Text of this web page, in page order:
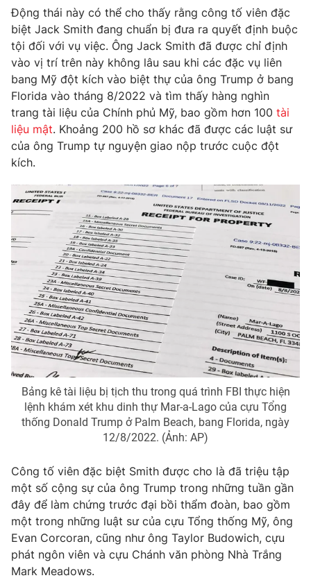
Khán giả
Giải sao mai
Sao
Du lịch
Làm đẹp
Chất lượng cuộc sống
Giáo dục
Tuyển sinh
Học trực tuyến
Công nghệ
Hitech Công nghệ tương lai
Sản phẩm
Thị trường
Giao lưu trực tuyến
Lịch phát sóng
Chuyên mục khác
Emagazine Podcast
Photo Infographic
Video Shorts video
VTV Money VTV Thể thao
VTV Sức khoẻ Bất động sản
Thị trường 24h Tấm lòng Việt
VTV9 VTV8
Liên hệ tòa soạn English
Động thái này có thể cho thấy rằng công tố viên đặc
biệt Jack Smith đang chuẩn bị đưa ra quyết định buộc
tội đối với vụ việc. Ông Jack Smith đã được chỉ định
vào vị trí trên này không lâu sau khi các đặc vụ liên
bang Mỹ đột kích vào biệt thự của ông Trump ở bang
Florida vào tháng 8/2022 và tìm thấy hàng nghìn
trang tài liệu của Chính phủ Mỹ, bao gồm hơn 100 tài
liệu mật. Khoảng 200 hồ sơ khác đã được các luật sư
của ông Trump tự nguyện giao nộp trước cuộc đột
kích.
Bảng kê tài liệu bị tịch thu trong quá trình FBI thực hiện
lệnh khám xét khu dinh thự Mar-a-Lago của cựu Tổng
thống Donald Trump ở Palm Beach, bang Florida, ngày
12/8/2022. (Ảnh: AP)
Công tố viên đặc biệt Smith được cho là đã triệu tập
một số cộng sự của ông Trump trong những tuần gần
đây để làm chứng trước đại bồi thẩm đoàn, bao gồm
một trong những luật sư của cựu Tổng thống Mỹ, ông
Evan Corcoran, cũng như ông Taylor Budowich, cựu
phát ngôn viên và cựu Chánh văn phòng Nhà Trắng
Mark Meadows.